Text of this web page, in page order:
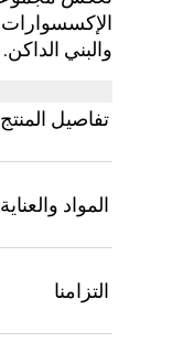
والبني الداكن.
تفاصيل المنتج
المواد والعناية
التزامنا